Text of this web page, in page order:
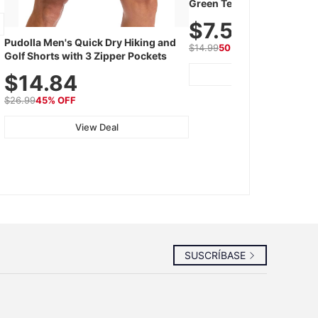
Pudolla Men's Quick Dry Hiking and
Golf Shorts with 3 Zipper Pockets
$14.84
$26.9945% OFF
View Deal
Green Tea Powder – First
Additives, Unsweetened,
Gluten-Free, 30g Tin
$7.5
$14.9950% OFF
SUSCRÍBASE